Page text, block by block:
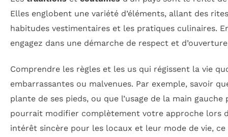
Elles englobent une variété d’éléments, allant des
habitudes vestimentaires et les pratiques culinaires.
engagez dans une démarche de respect et
Comprendre les règles et les us qui régissent la vie
embarrassantes ou malvenues. Par exemple, savoir
plante de ses pieds, ou que l’usage de la main
pourrait modifier complètement votre approche lors
intérêt sincère pour les locaux et leur mode de vie,